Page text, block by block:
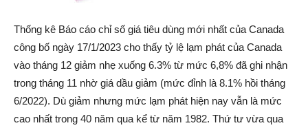
Thống kê Báo cáo chỉ số giá tiêu dùng mới nhất của Canada
công bố ngày 17/1/2023 cho thấy tỷ lệ lạm phát của Canada
vào tháng 12 giảm nhẹ xuống 6.3% từ mức 6,8% đã ghi nhận
trong tháng 11 nhờ giá dầu giảm (mức đỉnh là 8.1% hồi tháng
6/2022). Dù giảm nhưng mức lạm phát hiện nay vẫn là mức
cao nhất trong 40 năm qua kể từ năm 1982. Thứ tư vừa qua